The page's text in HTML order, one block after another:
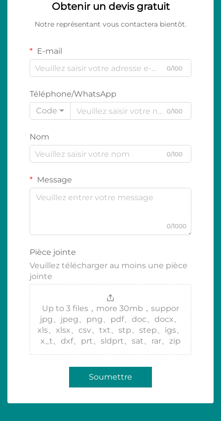
Obtenir un devis gratuit
Notre représentant vous contactera bientôt.
E-mail
0/100
Téléphone/WhatsApp
Code
0/100
Nom
0/100
Message
0/1000
Pièce jointe
Veuillez télécharger au moins une pièce
jointe
Up to 3 files，more 30mb，suppor
jpg、jpeg、png、pdf、doc、docx、
xls、xlsx、csv、txt、stp、step、igs、
x_t、dxf、prt、sldprt、sat、rar、zip
Soumettre